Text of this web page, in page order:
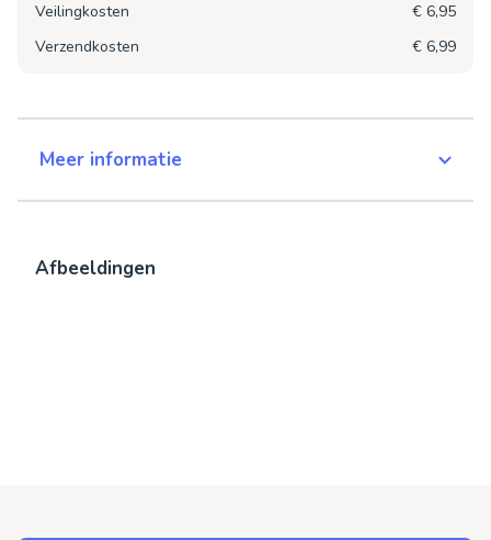
Veilingkosten
€ 6,95
Verzendkosten
€ 6,99
Meer informatie
Afbeeldingen